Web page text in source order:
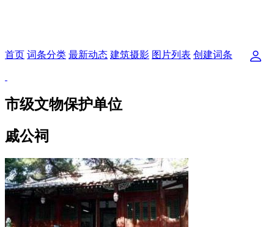
首页 词条分类 最新动态 建筑摄影 图片列表 创建词条
市级文物保护单位
戚公祠